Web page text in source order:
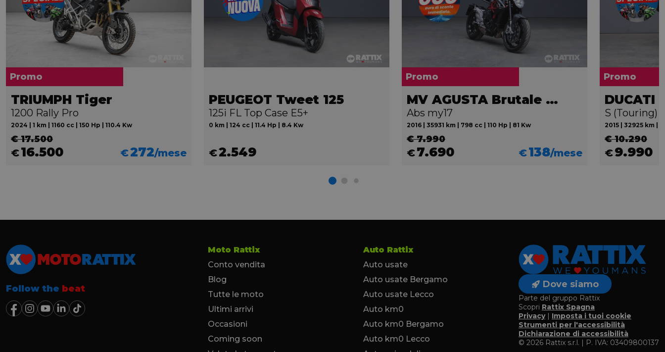
Promo
TRIUMPH Tiger
1200 Rally Pro
2024 | 1 km | 1160 cc | 150 Hp | 110.4 Kw
€ 17.500
€16.500 €272/mese
PEUGEOT Tweet 125
125i FL Top Case E5+
0 km | 124 cc | 11.4 Hp | 8.4 Kw
€2.549
Promo
MV AGUSTA Brutale 800
Abs my17
2016 | 35931 km | 798 cc | 110 Hp | 81 Kw
€ 7.990
€7.690 €138/mese
Promo
S (Touring)
2015 | 32925 km |
€ 10.290
€9.990
Follow the beat
Moto Rattix
Conto vendita
Blog
Tutte le moto
Ultimi arrivi
Occasioni
Coming soon
Auto Rattix
Auto usate
Auto usate Bergamo
Auto usate Lecco
Auto km0
Auto km0 Bergamo
Auto km0 Lecco
Dove siamo
Parte del gruppo Rattix
Scopri Rattix Spagna
Privacy| Imposta i tuoi cookie
Strumenti per l'accessibilità
Dichiarazione di accessibilità
© 2026 Rattix s.r.l. | P. IVA: 03409800137